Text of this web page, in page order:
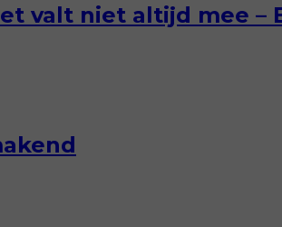
valt niet altijd mee